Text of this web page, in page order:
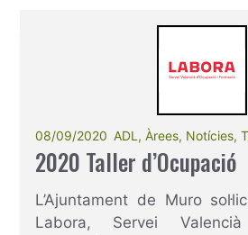
08/09/2020 ADL ,Àrees, Notícies,
2020 Taller d’Ocupació
L’Ajuntament de Muro
Labora, Servei